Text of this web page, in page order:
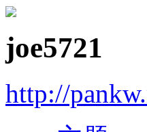
joe5721
http://